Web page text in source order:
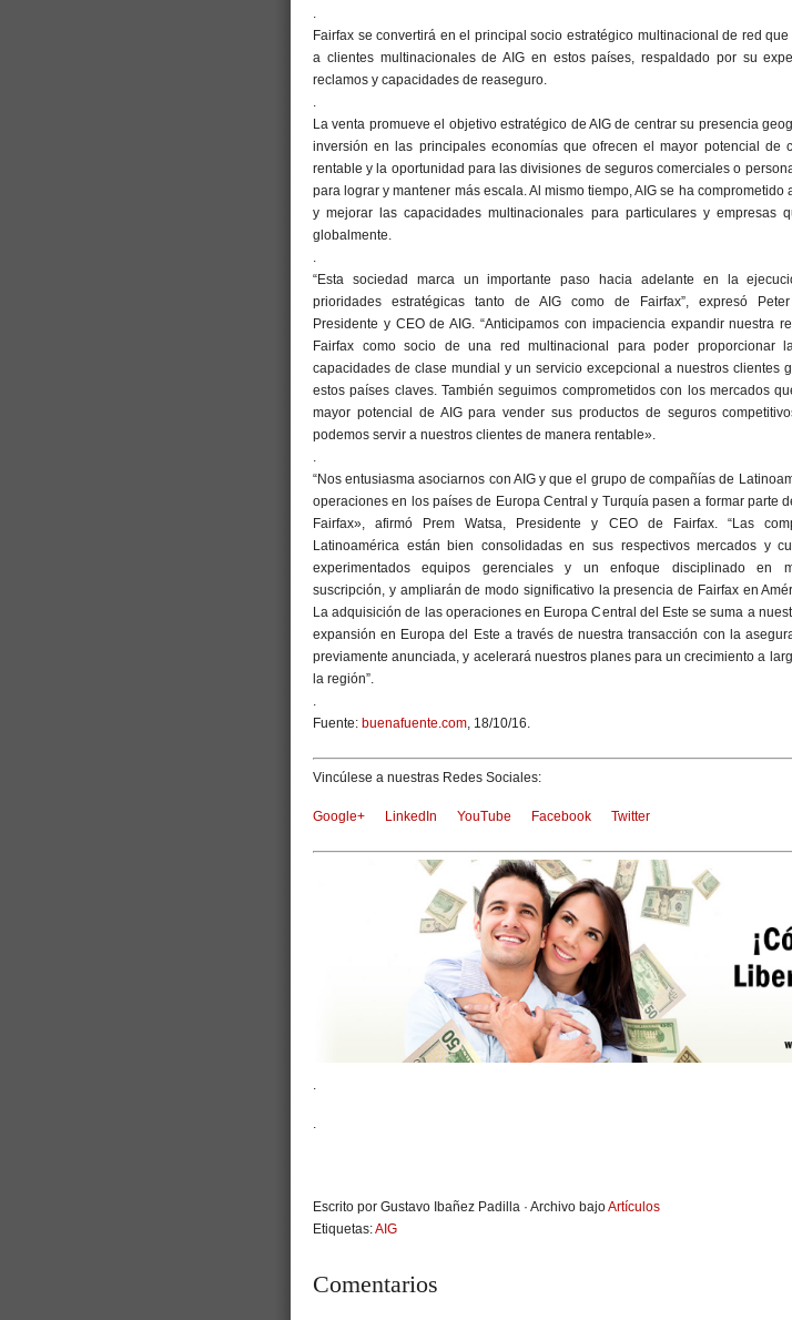
.
Fairfax se convertirá en el principal socio estratégico multinacional de red
a clientes multinacionales de AIG en estos países, respaldado por su
reclamos y capacidades de reaseguro.
.
La venta promueve el objetivo estratégico de AIG de centrar su presencia
inversión en las principales economías que ofrecen el mayor potencial de
rentable y la oportunidad para las divisiones de seguros comerciales o
para lograr y mantener más escala. Al mismo tiempo, AIG se ha comprometido
y mejorar las capacidades multinacionales para particulares y empresas
globalmente.
.
“Esta sociedad marca un importante paso hacia adelante en la
prioridades estratégicas tanto de AIG como de Fairfax”, expresó
Presidente y CEO de AIG. “Anticipamos con impaciencia expandir nuestra
Fairfax como socio de una red multinacional para poder proporcionar
capacidades de clase mundial y un servicio excepcional a nuestros clientes
estos países claves. También seguimos comprometidos con los mercados
mayor potencial de AIG para vender sus productos de seguros
podemos servir a nuestros clientes de manera rentable».
.
“Nos entusiasma asociarnos con AIG y que el grupo de compañías de
operaciones en los países de Europa Central y Turquía pasen a formar parte
Fairfax», afirmó Prem Watsa, Presidente y CEO de Fairfax. “Las
Latinoamérica están bien consolidadas en sus respectivos mercados y
experimentados equipos gerenciales y un enfoque disciplinado en
suscripción, y ampliarán de modo significativo la presencia de Fairfax en
La adquisición de las operaciones en Europa Central del Este se suma a
expansión en Europa del Este a través de nuestra transacción con la
previamente anunciada, y acelerará nuestros planes para un crecimiento a
la región”.
.
Fuente: buenafuente.com, 18/10/16.
Vincúlese a nuestras Redes Sociales:
Google+ LinkedIn YouTube Facebook Twitter
.
.
Escrito por Gustavo Ibañez Padilla · Archivo bajoArtículos
Etiquetas:AIG
Comentarios